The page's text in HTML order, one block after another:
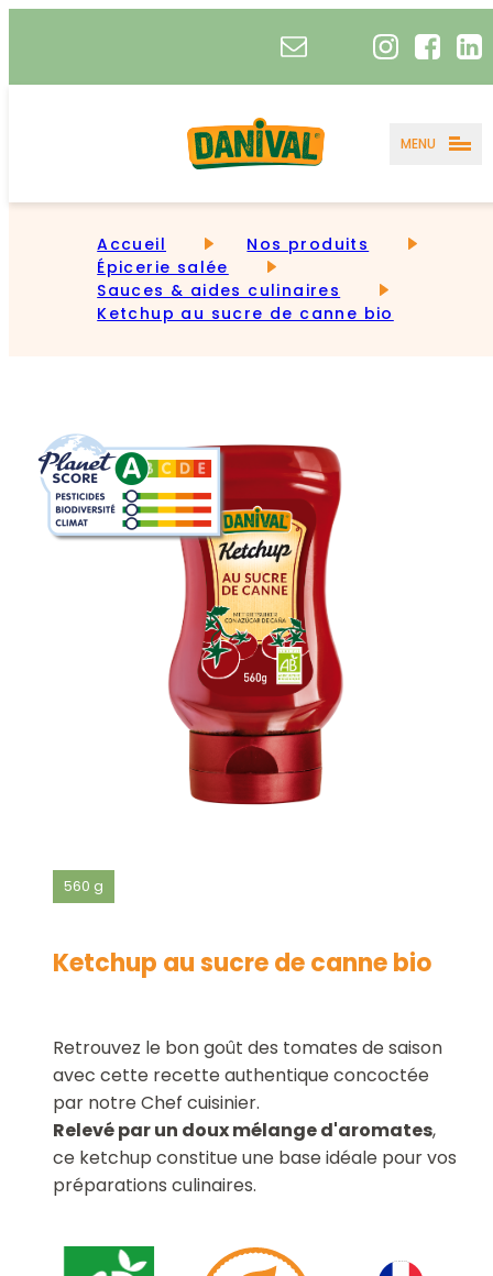
MENU
Accueil
Nos produits
Épicerie salée
Sauces & aides culinaires
Ketchup au sucre de canne bio
Ketchup au sucre de canne bio
560 g
Retrouvez le bon goût des tomates de saison
avec cette recette authentique concoctée
par notre Chef cuisinier.
Relevé par un doux mélange d'aromates,
ce ketchup constitue une base idéale pour vos
préparations culinaires.